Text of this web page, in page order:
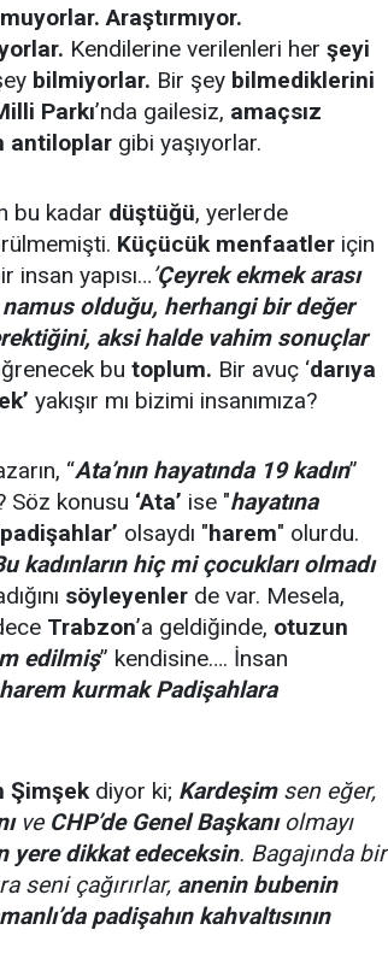
Araştırmıyor.
Kendilerine verilenleri her şeyi
bilmiyorlar. Bir şey bilmediklerini
Parkı’nda gailesiz, amaçsız
antiloplar gibi yaşıyorlar.
bu kadar düştüğü, yerlerde
Küçücük menfaatler için
insan yapısı…’Çeyrek ekmek arası
namus olduğu, herhangi bir değer
aksi halde vahim sonuçlar
bu toplum. Bir avuç ‘darıya
yakışır mı bizimi insanımıza?
“Ata’nın hayatında 19 kadın”
Söz konusu ‘Ata’ ise "hayatına
padişahlar’ olsaydı "harem" olurdu.
kadınların hiç mi çocukları olmadı
söyleyenler de var. Mesela,
Trabzon’a geldiğinde, otuzun
edilmiş” kendisine…. İnsan
harem kurmak Padişahlara
Şimşekdiyor ki; Kardeşimsen eğer,
ve CHP’de Genel Başkanı olmayı
yere dikkat edeceksin. Bagajında bir
seni çağırırlar, anenin bubenin
padişahın kahvaltısının